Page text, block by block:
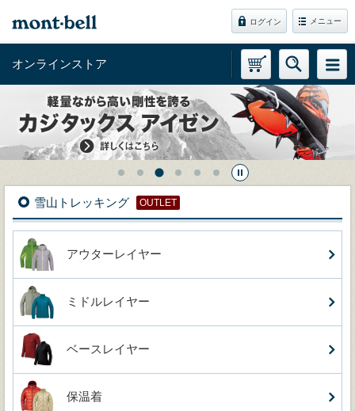
ログイン メニュー
オンラインストア
雪山トレッキング OUTLET
アウターレイヤー
ミドルレイヤー
ベースレイヤー
保温着